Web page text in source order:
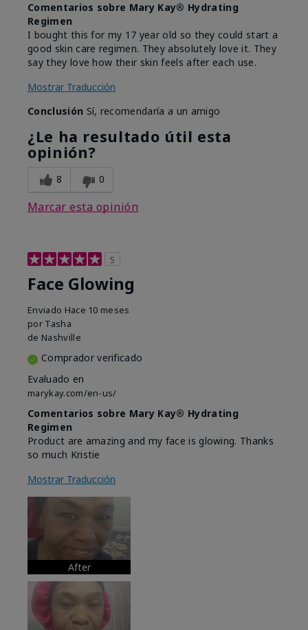
Comentarios sobre Mary Kay® Hydrating
Regimen
I bought this for my 17 year old so they could start a
good skin care regimen. They absolutely love it. They
say they love how their skin feels after each use.
Mostrar Traducción
Conclusión Sí, recomendaría a un amigo
¿Le ha resultado útil esta
opinión?
8 0
Marcar esta opinión
5
Face Glowing
Enviado Hace 10 meses
por Tasha
de Nashville
Comprador verificado
Evaluado en
marykay.com/en-us/
Comentarios sobre Mary Kay® Hydrating
Regimen
Product are amazing and my face is glowing. Thanks
so much Kristie
Mostrar Traducción
After